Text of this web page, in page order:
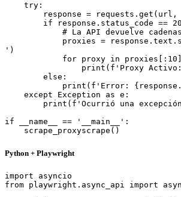
    try:
response = requests.get(url,
if response.status_code ==
# La API devuelve
proxies =
')
for proxy in
print(f'Proxy
        else:
print(f'Error:
    except Exception as e:
print(f'Ocurrió una
if __name__ == '__main__':
    scrape_proxyscrape()
Python + Playwright
import asyncio
from playwright.async_api import